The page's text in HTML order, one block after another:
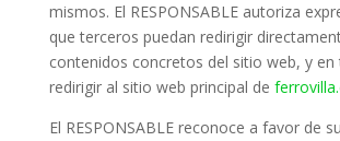
mismos. El RESPONSABLE autoriza
que terceros puedan redirigir
contenidos concretos del sitio web, y
redirigir al sitio web principal de
El RESPONSABLE reconoce a favor de